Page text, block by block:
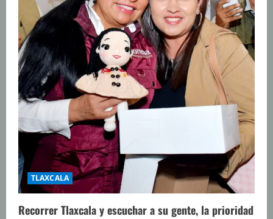
TLAXCALA
Recorrer Tlaxcala y escuchar a su gente, la prioridad